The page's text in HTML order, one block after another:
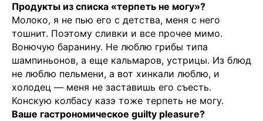
Продукты из списка «терпеть не могу»?
Молоко, я не пью его с детства, меня с него
тошнит. Поэтому сливки и все прочее мимо.
Вонючую баранину. Не люблю грибы типа
шампиньонов, а еще кальмаров, устрицы. Из блюд
не люблю пельмени, а вот хинкали люблю, и
холодец — меня не заставишь его съесть.
Конскую колбасу казэ тоже терпеть не могу.
Ваше гастрономическое guilty pleasure?